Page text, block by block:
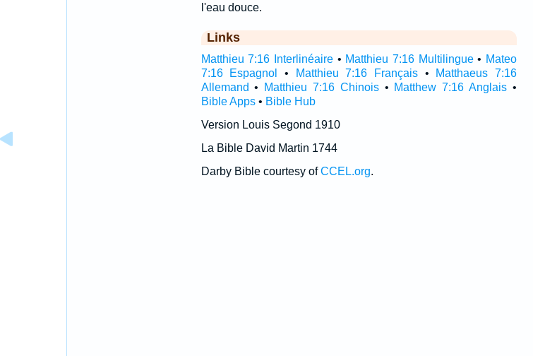
l'eau douce.
Links
Matthieu 7:16 Interlinéaire• Matthieu 7:16 Multilingue• Mateo
7:16 Espagnol
• Matthieu 7:16 Français•
Matthaeus 7:16
Allemand • Matthieu 7:16 Chinois• Matthew 7:16 Anglais •
Bible Apps• Bible Hub
Version Louis Segond 1910
La Bible David Martin 1744
Darby Bible courtesy ofCCEL.org.